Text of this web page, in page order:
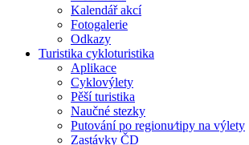
Kalendář akcí
Fotogalerie
Odkazy
Turistika cykloturistika
Aplikace
Cyklovýlety
Pěší turistika
Naučné stezky
Putování po regionu⁄tipy na výlety
Zastávky ČD